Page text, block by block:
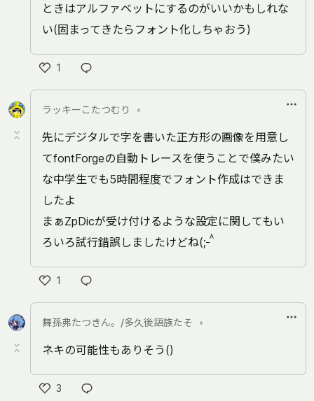
ときはアルファベットにするのがいいかもしれな
い(固まってきたらフォント化しちゃおう)
1
い
ね
ラッキーこたつむり •
先にデジタルで字を書いた正方形の画像を用意し
てfontForgeの自動トレースを使うことで僕みたい
な中学生でも5時間程度でフォント作成はできま
したよ
まぁZpDicが受け付けるような設定に関してもい
ろいろ試行錯誤しましたけどね(; A
1
い
ね
舞孫弗たつきん。/多久後語族たそ •
ネキの可能性もありそう()
3